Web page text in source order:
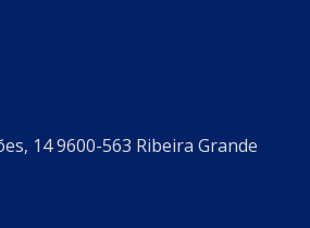
14 9600-563 Ribeira Grande